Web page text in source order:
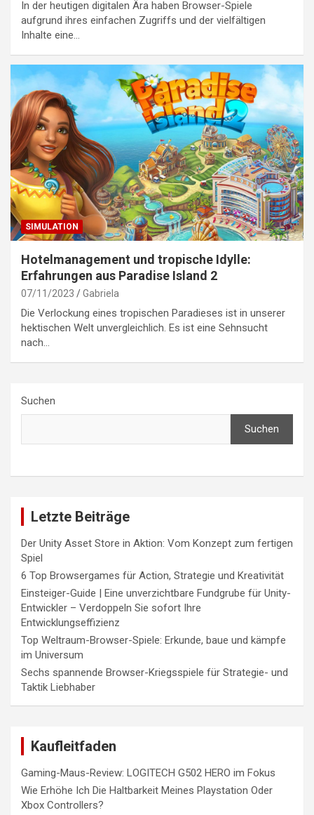
In der heutigen digitalen Ära haben Browser-Spiele
aufgrund ihres einfachen Zugriffs und der vielfältigen
Inhalte eine…
SIMULATION
Hotelmanagement und tropische Idylle:
Erfahrungen aus Paradise Island 2
07/11/2023 Gabriela
Die Verlockung eines tropischen Paradieses ist in unserer
hektischen Welt unvergleichlich. Es ist eine Sehnsucht
nach…
Suchen
Suchen
Letzte Beiträge
Der Unity Asset Store in Aktion: Vom Konzept zum fertigen
Spiel
6 Top Browsergames für Action, Strategie und Kreativität
Einsteiger-Guide | Eine unverzichtbare Fundgrube für Unity-
Entwickler – Verdoppeln Sie sofort Ihre
Entwicklungseffizienz
Top Weltraum-Browser-Spiele: Erkunde, baue und kämpfe
im Universum
Sechs spannende Browser-Kriegsspiele für Strategie- und
Taktik Liebhaber
Kaufleitfaden
Gaming-Maus-Review: LOGITECH G502 HERO im Fokus
Wie Erhöhe Ich Die Haltbarkeit Meines Playstation Oder
Xbox Controllers?